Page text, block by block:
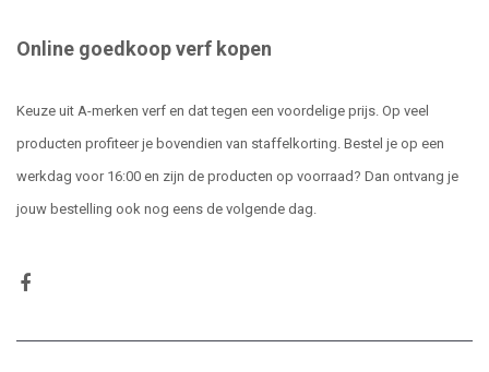
Online goedkoop verf kopen
Keuze uit A-merken verf en dat tegen een voordelige prijs. Op veel
producten profiteer je bovendien van staffelkorting. Bestel je op een
werkdag voor 16:00 en zijn de producten op voorraad? Dan ontvang je
jouw bestelling ook nog eens de volgende dag.